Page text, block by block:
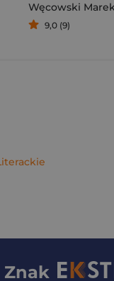
Węcowski
9,0 (9)
Znak